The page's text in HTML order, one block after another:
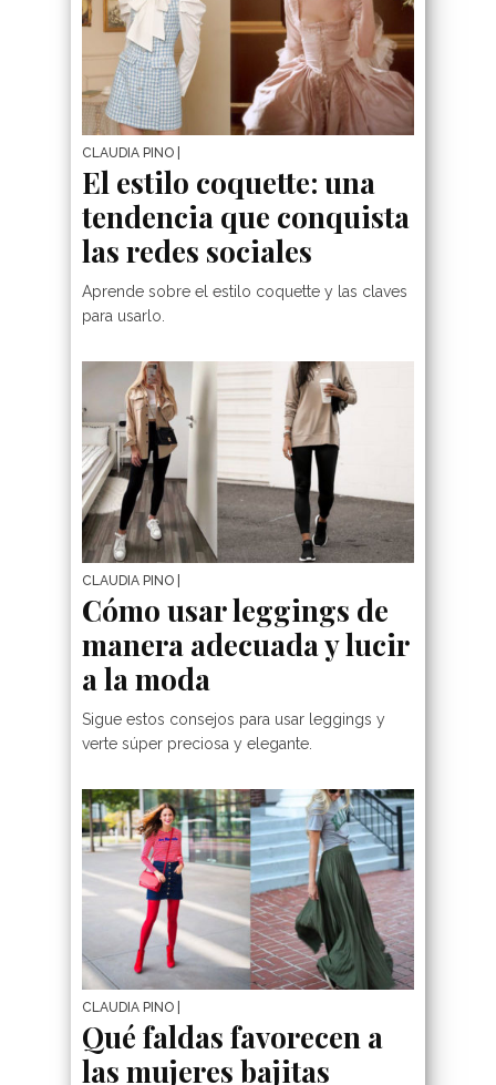
CLAUDIA PINO
El estilo coquette: una
tendencia que conquista
las redes sociales
Aprende sobre el estilo coquette y las claves
para usarlo.
CLAUDIA PINO
Cómo usar leggings de
manera adecuada y lucir
a la moda
Sigue estos consejos para usar leggings y
verte súper preciosa y elegante.
CLAUDIA PINO
Qué faldas favorecen a
las mujeres bajitas